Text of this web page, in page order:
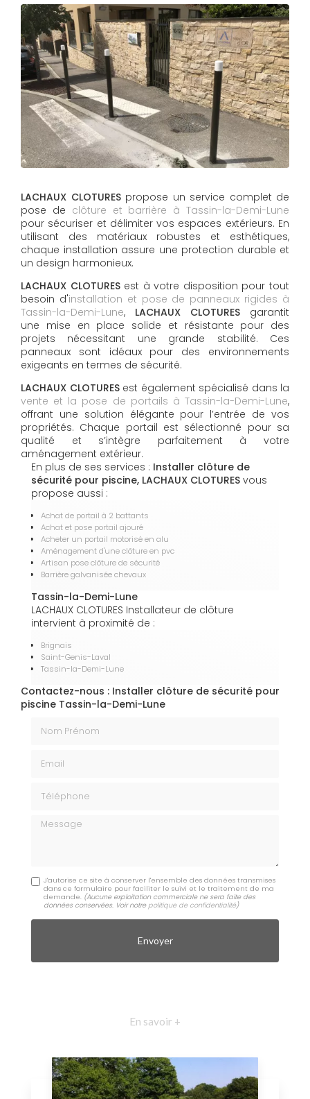
LACHAUX CLOTURESpropose un service complet de
pose de clôture et barrière à Tassin-la-Demi-Lune
pour sécuriser et délimiter vos espaces extérieurs. En
utilisant des matériaux robustes et esthétiques,
chaque installation assure une protection durable et
un design harmonieux.
LACHAUX CLOTURESest à votre disposition pour tout
besoin d'installation et pose de panneaux rigides à
Tassin-la-Demi-Lune, LACHAUX CLOTURES garantit
une mise en place solide et résistante pour des
projets nécessitant une grande stabilité. Ces
panneaux sont idéaux pour des environnements
exigeants en termes de sécurité.
LACHAUX CLOTURESest également spécialisé dans la
vente et la pose de portails à Tassin-la-Demi-Lune,
offrant une solution élégante pour l’entrée de vos
propriétés. Chaque portail est sélectionné pour sa
qualité et s’intègre parfaitement à votre
aménagement extérieur.
En plus de ses services : Installer clôture de
sécurité pour piscine, LACHAUX CLOTURES vous
propose aussi :
Achat de portail à 2 battants
Achat et pose portail ajouré
Acheter un portail motorisé en alu
Aménagement d'une clôture en pvc
Artisan pose clôture de sécurité
Barrière galvanisée chevaux
Tassin-la-Demi-Lune
LACHAUX CLOTURES Installateur de clôture
intervient à proximité de :
Brignais
Saint-Genis-Laval
Tassin-la-Demi-Lune
Contactez-nous : Installer clôture de sécurité pour
piscine Tassin-la-Demi-Lune
Message
J'autorise ce site à conserver l'ensemble des données transmises
dans ce formulaire pour faciliter le suivi et le traitement de ma
demande. (Aucune exploitation commerciale ne sera faite des
données conservées. Voir notre politique de confidentialité)
En savoir +